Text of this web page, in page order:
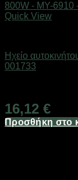
Quick View
Ηχείο
001733
16,12 €
Προσθήκη στο